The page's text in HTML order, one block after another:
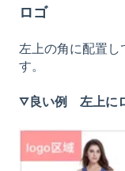
ロゴ
左上の角に配置し
す。
▽良い例 左上に